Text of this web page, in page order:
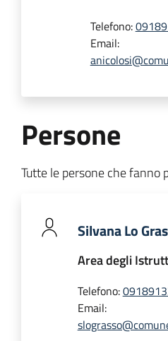
Telefono:
Email:
Persone
Tutte le persone che fanno
Silvana Lo
Area degli
Telefono:
Email: